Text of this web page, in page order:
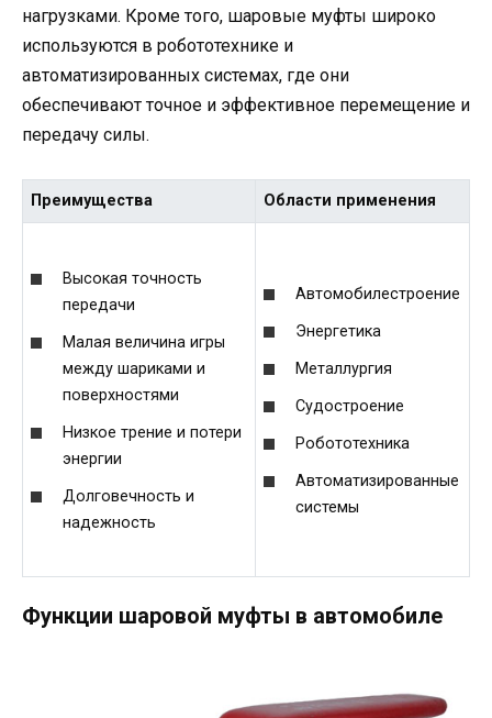
нагрузками. Кроме того, шаровые муфты широко
используются в робототехнике и
автоматизированных системах, где они
обеспечивают точное и эффективное перемещение и
передачу силы.
Преимущества Области применения
Высокая точность
передачи
Малая величина игры
между шариками и
поверхностями
Низкое трение и потери
энергии
Долговечность и
надежность
Автомобилестроение
Энергетика
Металлургия
Судостроение
Робототехника
Автоматизированные
системы
Функции шаровой муфты в автомобиле